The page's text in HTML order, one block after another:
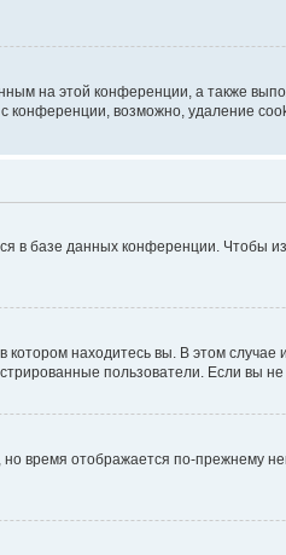
на этой конференции, а также
конференции, возможно, удаление
в базе данных конференции. Чтобы
находитесь вы. В этом
пользователи. Если вы
время отображается по-прежнему